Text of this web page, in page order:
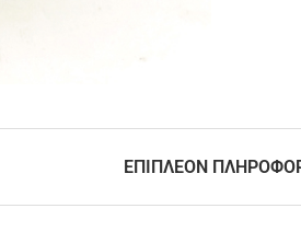
ΕΠΙΠΛΈΟΝ